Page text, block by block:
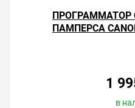
ПРОГРАММАТОР
ПАМПЕРСА
1
в